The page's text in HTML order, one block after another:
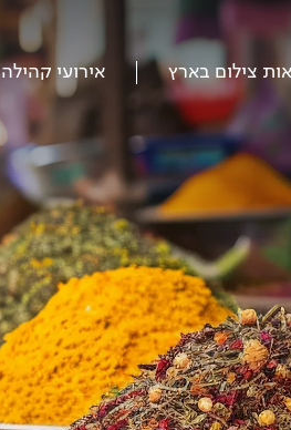
צילום בארץ אירועי קהילה